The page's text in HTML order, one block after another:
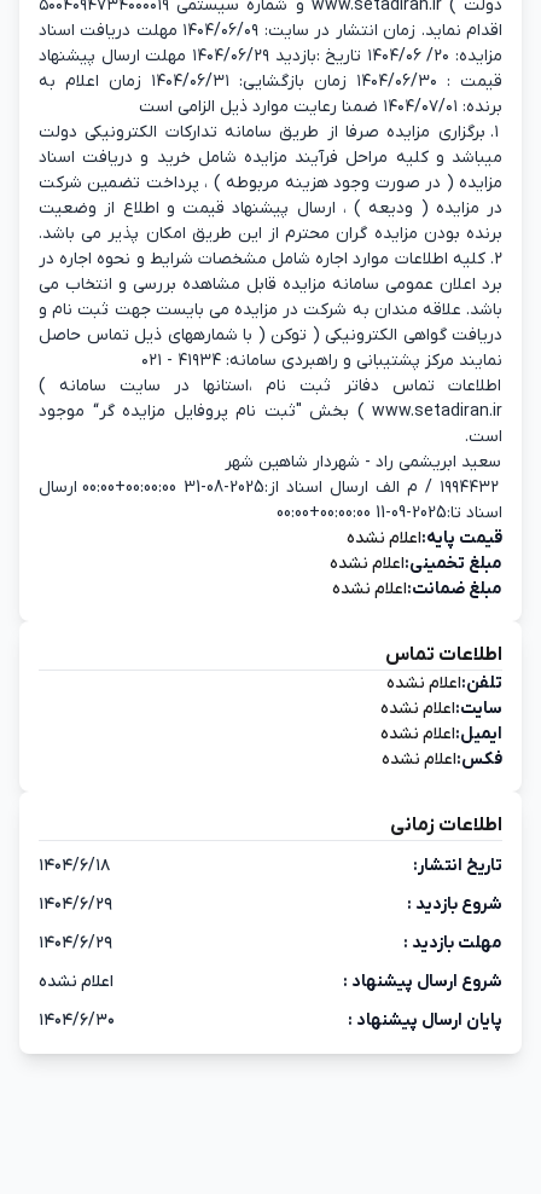
دولت ) www.setadiran.ir و شماره سیستمی ۵۰۰۴۰۹۴۷۳۴۰۰۰۰۱۹
اقدام نماید. زمان انتشار در سایت: ۱۴۰۴/۰۶/۰۹ مهلت دریافت اسناد
مزایده: ۲۰/ ۱۴۰۴/۰۶ تاریخ :بازدید ۱۴۰۴/۰۶/۲۹ مهلت ارسال پیشنهاد
قیمت : ۱۴۰۴/۰۶/۳۰ زمان بازگشایی: ۱۴۰۴/۰۶/۳۱ زمان اعلام به
برنده: ۱۴۰۴/۰۷/۰۱ ضمنا رعایت موارد ذیل الزامی است
۱. برگزاری مزایده صرفا از طریق سامانه تدارکات الکترونیکی دولت
میباشد و کلیه مراحل فرآیند مزایده شامل خرید و دریافت اسناد
مزایده ( در صورت وجود هزینه مربوطه ) ، پرداخت تضمین شرکت
در مزایده ( ودیعه ) ، ارسال پیشنهاد قیمت و اطلاع از وضعیت
برنده بودن مزایده گران محترم از این طریق امکان پذیر می باشد.
۲. کلیه اطلاعات موارد اجاره شامل مشخصات شرایط و نحوه اجاره در
برد اعلان عمومی سامانه مزایده قابل مشاهده بررسی و انتخاب می
باشد. علاقه مندان به شرکت در مزایده می بایست جهت ثبت نام و
دریافت گواهی الکترونیکی ( توکن ( با شمارههای ذیل تماس حاصل
نمایند مرکز پشتیبانی و راهبردی سامانه: ۴۱۹۳۴ - ۰۲۱
اطلاعات تماس دفاتر ثبت نام ،استانها در سایت سامانه )
www.setadiran.ir ) بخش "ثبت نام پروفایل مزایده گر“ موجود
است.
سعید ابریشمی راد - شهردار شاهین شهر
۱۹۹۴۴۳۲ / م الف ارسال اسناد از:2025-08-31 00:00:00+00:00 ارسال
اسناد تا:2025-09-11 00:00:00+00:00
قیمت پایه:اعلام نشده
مبلغ تخمینی:اعلام نشده
مبلغ ضمانت:اعلام نشده
اطلاعات تماس
تلفن:اعلام نشده
سایت:اعلام نشده
ایمیل:اعلام نشده
فکس:اعلام نشده
اطلاعات زمانی
تاریخ انتشار:
۱۴۰۴/۶/۱۸
شروع بازدید :
۱۴۰۴/۶/۲۹
مهلت بازدید :
۱۴۰۴/۶/۲۹
شروع ارسال پیشنهاد :
اعلام نشده
پایان ارسال پیشنهاد :
۱۴۰۴/۶/۳۰